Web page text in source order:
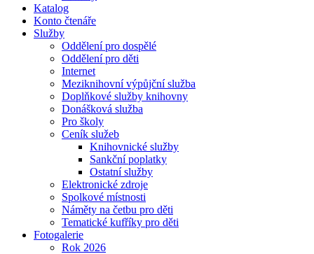
Katalog
Konto čtenáře
Služby
Oddělení pro dospělé
Oddělení pro děti
Internet
Meziknihovní výpůjční služba
Doplňkové služby knihovny
Donášková služba
Pro školy
Ceník služeb
Knihovnické služby
Sankční poplatky
Ostatní služby
Elektronické zdroje
Spolkové místnosti
Náměty na četbu pro děti
Tematické kufříky pro děti
Fotogalerie
Rok 2026